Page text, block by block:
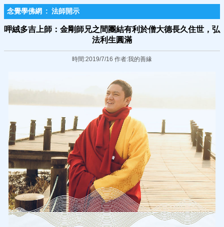
念覺學佛網 : 法師開示
呷絨多吉上師：金剛師兄之間團結有利於僧大德長久住世，弘
法利生圓滿
時間:2019/7/16 作者:我的善緣